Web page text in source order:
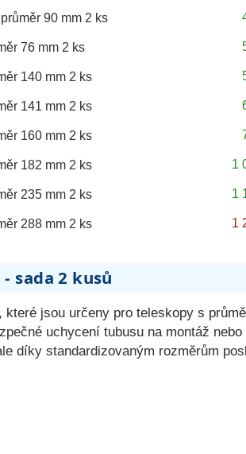
90 mm 2 ks
76 mm 2 ks
140 mm 2 ks
141 mm 2 ks
160 mm 2 ks
182 mm 2 ks 1
235 mm 2 ks 1
288 mm 2 ks 1
sada 2 kusů
jsou určeny pro teleskopy s
uchycení tubusu na montáž
díky standardizovaným rozměrům